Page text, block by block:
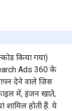
किया गया)
Ads 360 के
देने वाले जिस
में, इंजन खाते,
शामिल होती हैं. ये